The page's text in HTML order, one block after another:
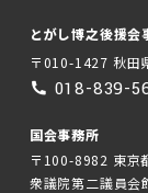
とがし博之後援会
〒010-1427 秋田
018-839-
国会事務所
〒100-8982 東京
衆議院第二議員会